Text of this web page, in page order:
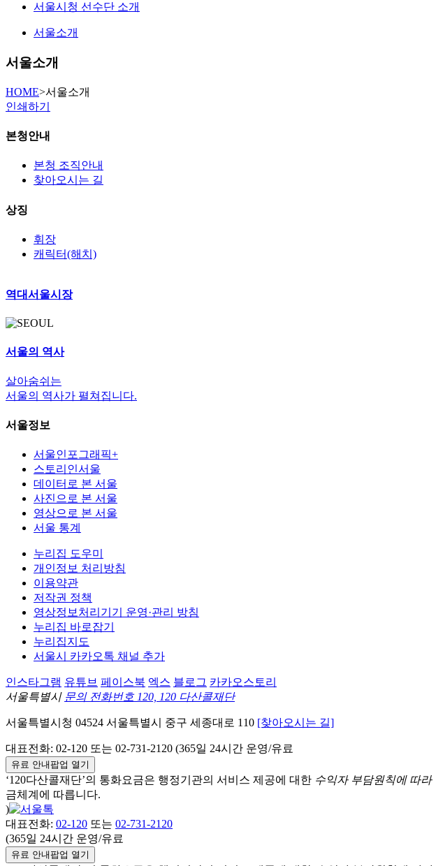
서울시청 선수단 소개
서울소개
서울소개
HOME>서울소개
인쇄하기
본청안내
본청 조직안내
찾아오시는 길
상징
휘장
캐릭터(해치)
역대서울시장
서울의 역사
살아숨쉬는
서울의 역사가 펼쳐집니다.
서울정보
서울인포그래픽+
스토리인서울
데이터로 본 서울
사진으로 본 서울
영상으로 본 서울
서울 통계
누리집 도우미
개인정보 처리방침
이용약관
저작권 정책
영상정보처리기기 운영·관리 방침
누리집 바로잡기
누리집지도
서울시 카카오톡 채널 추가
인스타그램 유튜브 페이스북 엑스 블로그 카카오스토리
서울특별시 문의 전화번호 120, 120 다산콜재단
서울특별시청 04524 서울특별시 중구 세종대로 110 [찾아오시는 길]
대표전화: 02-120 또는 02-731-2120 (365일 24시간 운영/유료
유료 안내팝업 열기
‘120다산콜재단’의 통화요금은 행정기관의 서비스 제공에 대한 수익자 부담원칙에 따라
금체계에 따릅니다.
)
대표전화: 02-120 또는 02-731-2120
(365일 24시간 운영/유료
유료 안내팝업 열기